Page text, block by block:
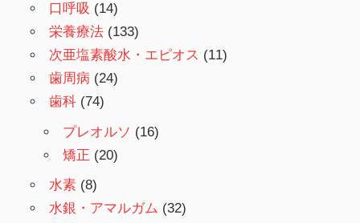
口呼吸 (14)
栄養療法 (133)
次亜塩素酸水・エピオス (11)
歯周病 (24)
歯科 (74)
プレオルソ (16)
矯正 (20)
水素 (8)
水銀・アマルガム (32)